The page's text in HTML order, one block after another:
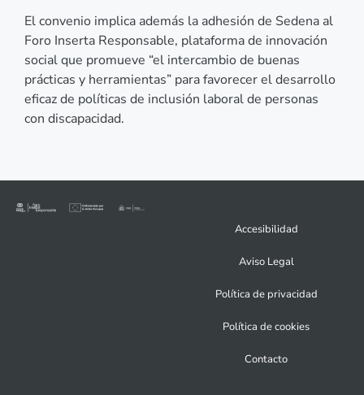
El convenio implica además la adhesión de Sedena al
Foro Inserta Responsable, plataforma de innovación
social que promueve “el intercambio de buenas
prácticas y herramientas” para favorecer el desarrollo
eficaz de políticas de inclusión laboral de personas
con discapacidad.
Accesibilidad
Aviso Legal
Política de privacidad
Política de cookies
Contacto